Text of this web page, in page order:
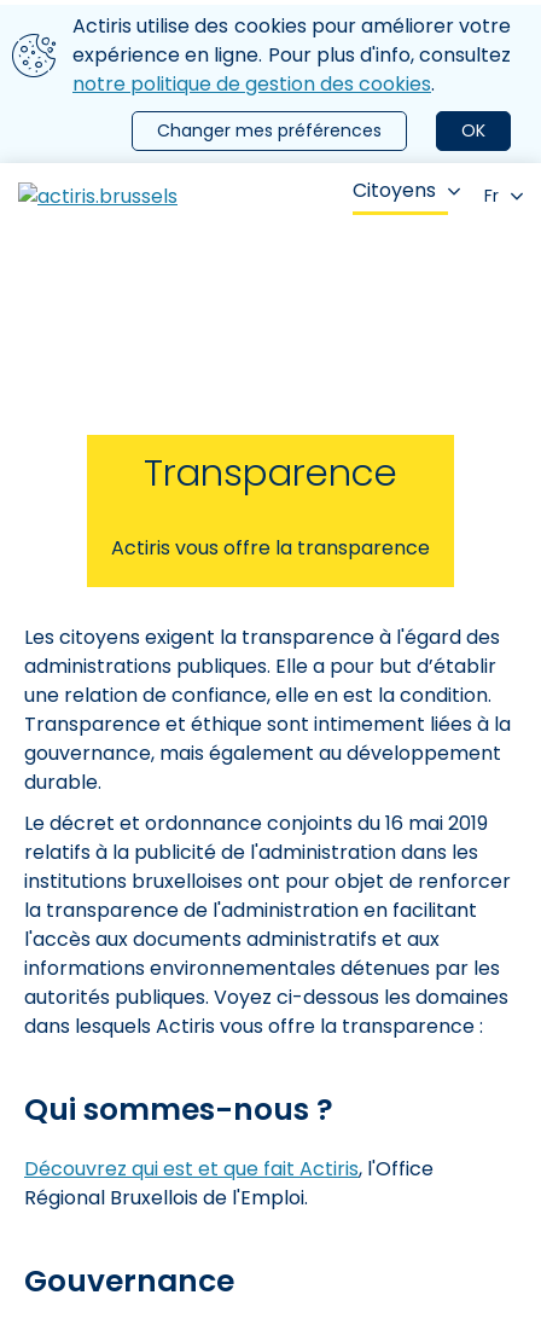
Aller au contenu principal
Nous utilisons des cookies
Actiris utilise des cookies pour améliorer votre
expérience en ligne. Pour plus d'info, consultez
notre politique de gestion des cookies.
OK
Changer mes préférences
le menu
Citoyens Fr
Transparence
Actiris vous offre la transparence
Les citoyens exigent la transparence à l'égard des
administrations publiques. Elle a pour but d’établir
une relation de confiance, elle en est la condition.
Transparence et éthique sont intimement liées à la
gouvernance, mais également au développement
durable.
Le décret et ordonnance conjoints du 16 mai 2019
relatifs à la publicité de l'administration dans les
institutions bruxelloises ont pour objet de renforcer
la transparence de l'administration en facilitant
l'accès aux documents administratifs et aux
informations environnementales détenues par les
autorités publiques. Voyez ci-dessous les domaines
dans lesquels Actiris vous offre la transparence :
Qui sommes-nous ?
Découvrez qui est et que fait Actiris, l'Office
Régional Bruxellois de l'Emploi.
Gouvernance